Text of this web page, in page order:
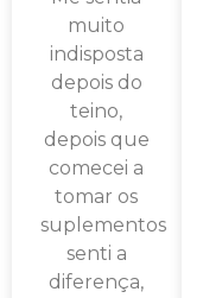
muito
indisposta
depois do
teino,
depois que
comecei a
tomar os
suplementos
senti a
diferença,